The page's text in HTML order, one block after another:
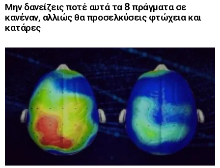
Μην δανείζεις ποτέ αυτά τα 8 πράγματα σε
κανέναν, αλλιώς θα προσελκύσεις φτώχεια και
κατάρες